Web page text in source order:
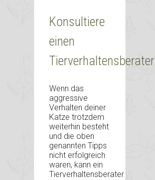
Konsultiere
einen
Tierverhaltensberater
Wenn das
aggressive
Verhalten deiner
Katze trotzdem
weiterhin besteht
und die oben
genannten Tipps
nicht erfolgreich
waren, kann ein
Tierverhaltensberater